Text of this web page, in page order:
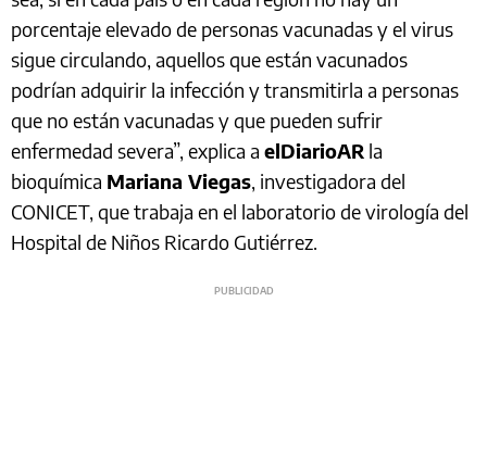
porcentaje elevado de personas vacunadas y el virus
sigue circulando, aquellos que están vacunados
podrían adquirir la infección y transmitirla a personas
que no están vacunadas y que pueden sufrir
enfermedad severa”, explica a elDiarioAR la
bioquímica Mariana Viegas, investigadora del
CONICET, que trabaja en el laboratorio de virología del
Hospital de Niños Ricardo Gutiérrez.